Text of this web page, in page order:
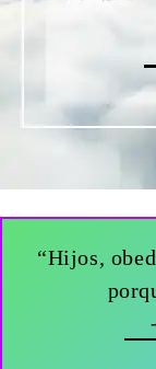
“Hijos,